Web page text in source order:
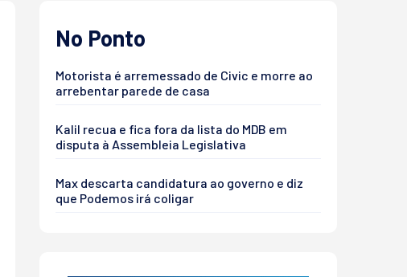
No Ponto
Motorista é arremessado de Civic e morre ao
arrebentar parede de casa
Kalil recua e fica fora da lista do MDB em
disputa à Assembleia Legislativa
Max descarta candidatura ao governo e diz
que Podemos irá coligar